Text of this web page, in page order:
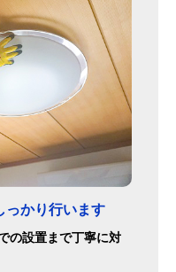
っかり行います
の設置まで丁寧に対